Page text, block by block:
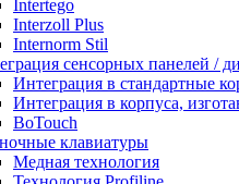
Intertego
Interzoll Plus
Internorm Stil
сенсорных панелей /
Интеграция в стандартные
Интеграция в корпуса,
BoTouch
клавиатуры
Медная технология